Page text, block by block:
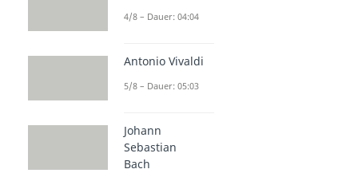
4/8 – Dauer: 04:04
Antonio Vivaldi
5/8 – Dauer: 05:03
Johann
Sebastian
Bach